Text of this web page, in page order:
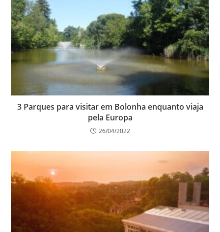
3 Parques para visitar em Bolonha enquanto viaja
pela Europa
26/04/2022